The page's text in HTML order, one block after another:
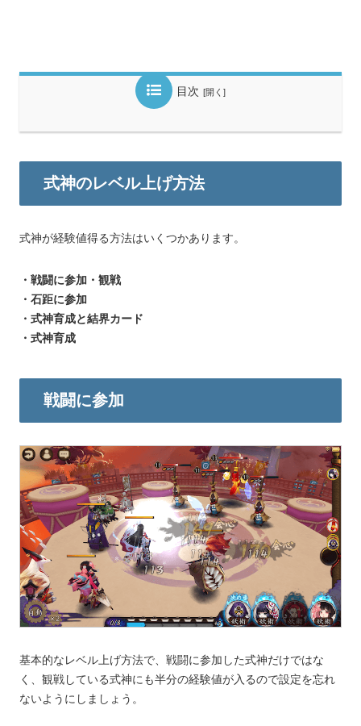
目次
式神のレベル上げ方法
式神が経験値得る方法はいくつかあります。
・戦闘に参加・観戦
・石距に参加
・式神育成と結界カード
・式神育成
戦闘に参加
基本的なレベル上げ方法で、戦闘に参加した式神だけではな
く、観戦している式神にも半分の経験値が入るので設定を忘れ
ないようにしましょう。